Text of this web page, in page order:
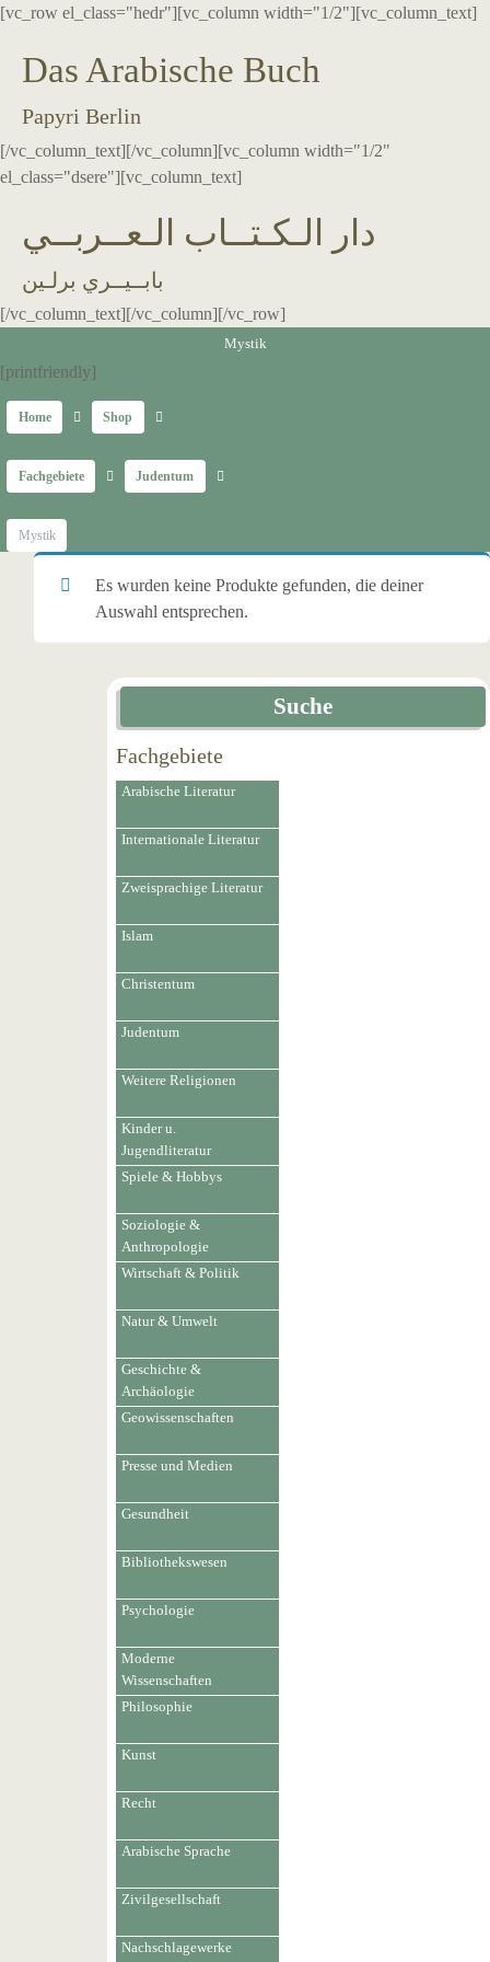
[vc_row el_class="hedr"][vc_column width="1/2"][vc_column_text]
Das Arabische Buch
Papyri Berlin
[/vc_column_text][/vc_column][vc_column width="1/2"
el_class="dsere"][vc_column_text]
دار الـكـتــاب الـعــربــي
بابــيــري برلـين
[/vc_column_text][/vc_column][/vc_row]
Mystik
[printfriendly]
Home Shop
Fachgebiete Judentum
Mystik
Es wurden keine Produkte gefunden, die deiner
Auswahl entsprechen.
Suche
Fachgebiete
Arabische Literatur
Internationale Literatur
Zweisprachige Literatur
Islam
Christentum
Judentum
Weitere Religionen
Kinder u.
Jugendliteratur
Spiele & Hobbys
Soziologie &
Anthropologie
Wirtschaft & Politik
Natur & Umwelt
Geschichte &
Archäologie
Geowissenschaften
Presse und Medien
Gesundheit
Bibliothekswesen
Psychologie
Moderne
Wissenschaften
Philosophie
Kunst
Recht
Arabische Sprache
Zivilgesellschaft
Nachschlagewerke